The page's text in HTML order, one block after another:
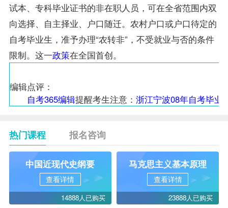
试本、专科毕业证书的非在职人员，可在全省范围内双
向选择、自主择业、户口随迁。农村户口或户口待定的
自考毕业生，准予办理“农转非”，不受就业与否的条件
限制。这一政策在全国首创。
编辑点评：
自考365编辑提醒考生注意： 浙江宁波08年自考毕业
热门课程 报名咨询
中国近现代史纲要
查看详情
14888人已购买
马克思主义基本原理
查看详情
23888人已购买